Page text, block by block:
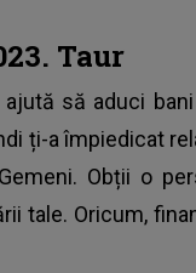
Taur
să aduci
ți-a împiedicat
Obții o
tale. Oricum,